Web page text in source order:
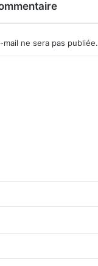
ne sera pas publiée.